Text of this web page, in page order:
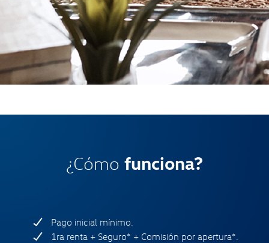
¿Cómo funciona?
Pago inicial mínimo.
1ra renta + Seguro* + Comisión por apertura*.